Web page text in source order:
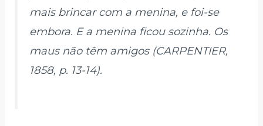
mais brincar com a menina, e foi-se
embora. E a menina ficou sozinha. Os
maus não têm amigos (CARPENTIER,
1858, p. 13-14).